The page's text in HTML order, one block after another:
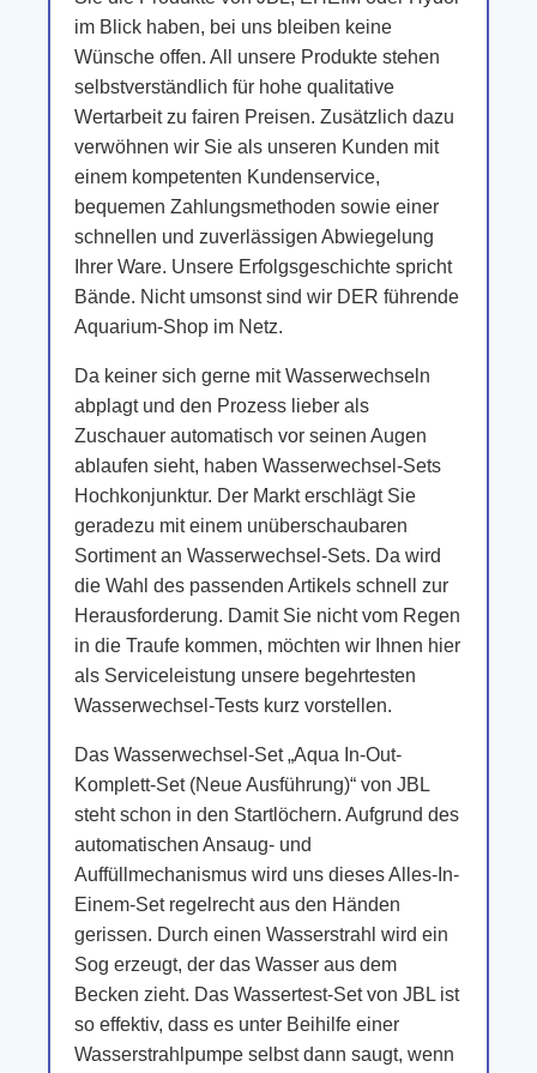
im Blick haben, bei uns bleiben keine
Wünsche offen. All unsere Produkte stehen
selbstverständlich für hohe qualitative
Wertarbeit zu fairen Preisen. Zusätzlich dazu
verwöhnen wir Sie als unseren Kunden mit
einem kompetenten Kundenservice,
bequemen Zahlungsmethoden sowie einer
schnellen und zuverlässigen Abwiegelung
Ihrer Ware. Unsere Erfolgsgeschichte spricht
Bände. Nicht umsonst sind wir DER führende
Aquarium-Shop im Netz.
Da keiner sich gerne mit Wasserwechseln
abplagt und den Prozess lieber als
Zuschauer automatisch vor seinen Augen
ablaufen sieht, haben Wasserwechsel-Sets
Hochkonjunktur. Der Markt erschlägt Sie
geradezu mit einem unüberschaubaren
Sortiment an Wasserwechsel-Sets. Da wird
die Wahl des passenden Artikels schnell zur
Herausforderung. Damit Sie nicht vom Regen
in die Traufe kommen, möchten wir Ihnen hier
als Serviceleistung unsere begehrtesten
Wasserwechsel-Tests kurz vorstellen.
Das Wasserwechsel-Set „Aqua In-Out-
Komplett-Set (Neue Ausführung)“ von JBL
steht schon in den Startlöchern. Aufgrund des
automatischen Ansaug- und
Auffüllmechanismus wird uns dieses Alles-In-
Einem-Set regelrecht aus den Händen
gerissen. Durch einen Wasserstrahl wird ein
Sog erzeugt, der das Wasser aus dem
Becken zieht. Das Wassertest-Set von JBL ist
so effektiv, dass es unter Beihilfe einer
Wasserstrahlpumpe selbst dann saugt, wenn